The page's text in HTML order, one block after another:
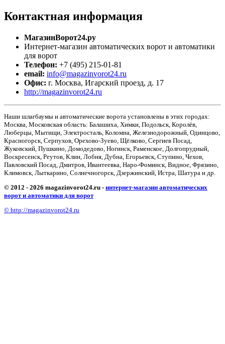
Контактная информация
МагазинВорот24.ру
Интернет-магазин автоматических ворот и автоматики
для ворот
Телефон: +7 (495) 215-01-81
email: info@magazinvorot24.ru
Офис: г. Москва, Игарский проезд, д. 17
http://magazinvorot24.ru
Наши шлагбаумы и автоматические ворота установлены в этих городах:
Москва, Московская область: Балашиха, Химки, Подольск, Королёв,
Люберцы, Мытищи, Электросталь, Коломна, Железнодорожный, Одинцово,
Красногорск, Серпухов, Орехово-Зуево, Щёлково, Сергиев Посад,
Жуковский, Пушкино, Домодедово, Ногинск, Раменское, Долгопрудный,
Воскресенск, Реутов, Клин, Лобня, Дубна, Егорьевск, Ступино, Чехов,
Павловский Посад, Дмитров, Ивантеевка, Наро-Фоминск, Видное, Фрязино,
Климовск, Лыткарино, Солнечногорск, Дзержинский, Истра, Шатура и др.
© 2012 - 2026 magazinvorot24.ru - интернет-магазин автоматических
ворот и автоматики для ворот
© http://magazinvorot24.ru